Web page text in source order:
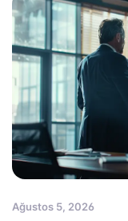
Ağustos 5, 2026